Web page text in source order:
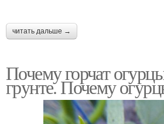
читать дальше →
Почему горчат
грунте. Почему